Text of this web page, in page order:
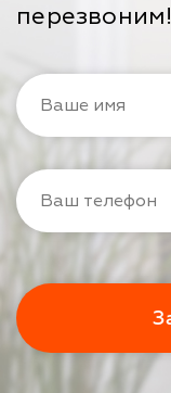
перезвоним!